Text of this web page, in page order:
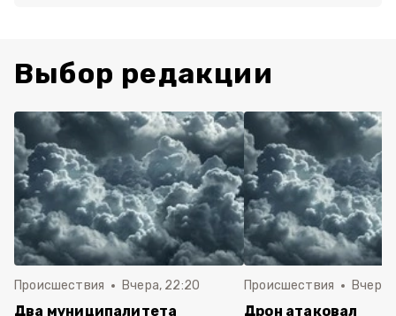
Выбор редакции
Происшествия Вчера, 22:20
Два муниципалитета
Происшествия Вчера,
Дрон атаковал